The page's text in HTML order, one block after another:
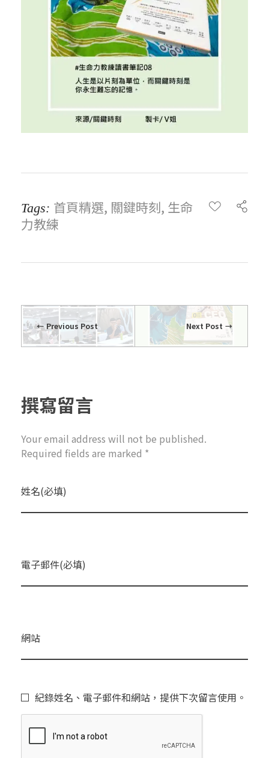
Tags: 首頁精選, 關鍵時刻, 生命
力教練
Previous Post Next Post
撰寫留言
Your email address will not be published.
Required fields are marked *
姓名(必填)
電子郵件(必填)
網站
紀錄姓名、電子郵件和網站，提供下次留言使用。